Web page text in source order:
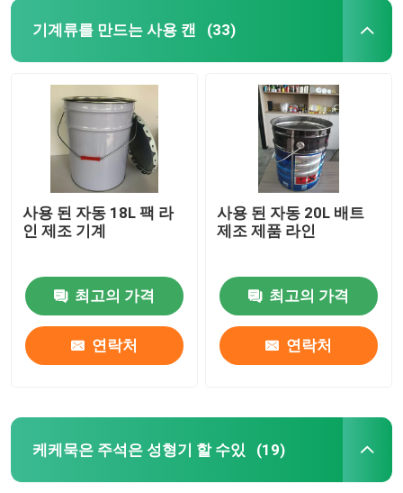
기계류를 만드는 사용 캔 (33)
사용 된 자동 18L 팩 라
인 제조 기계
최고의 가격
연락처
사용 된 자동 20L 배트
제조 제품 라인
최고의 가격
연락처
케케묵은 주석은 성형기 할 수있 (19)